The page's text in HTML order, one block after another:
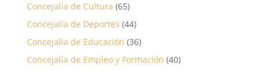
Concejalía de Cultura (65)
Concejalía de Deportes (44)
Concejalía de Educación (36)
Concejalía de Empleo y Formación (40)